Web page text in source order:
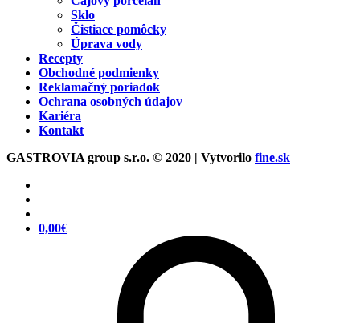
Sklo
Čistiace pomôcky
Úprava vody
Recepty
Obchodné podmienky
Reklamačný poriadok
Ochrana osobných údajov
Kariéra
Kontakt
GASTROVIA group s.r.o. © 2020 | Vytvorilo fine.sk
0,00€